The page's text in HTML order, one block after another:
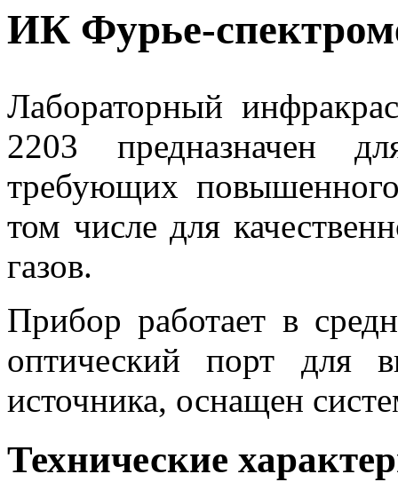
ИК Фурье-
Лабораторный
2203 предназначен
требующих
том числе для
газов.
Прибор работает в
оптический порт для
источника, оснащен
Технические